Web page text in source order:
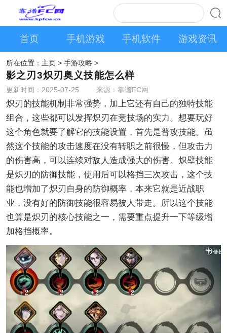
首页 手机游戏 手机软件 游戏资讯
所在位置： 主页> 手游攻略>
影之刃3炽刃奥义技能怎么样
更新时间：2025-07-25 来源：靠谱FC网
炽刃的技能机制非常强势，加上它还有自己的独特技能
组合，这些都可以发挥炽刃在竞技场的实力。想要玩好
这个角色就要了解它的技能设置，首先是普攻技能。虽
然这个技能的攻击速度在没有转职之前很慢，但攻击力
的伤害高，可以连续对敌人造成强大的伤害。炽壁技能
是炽刃的防御技能，使用后可以格挡三次攻击，这个技
能也增加了炽刃自身的防御概率，本来它就是近战职
业，没有好的防御技能很容易被人带走。所以这个技能
也算是炽刃的核心技能之一，需要重点提升一下等级增
加格挡概率。